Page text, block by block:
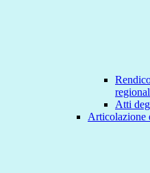
Atti
Articolazione